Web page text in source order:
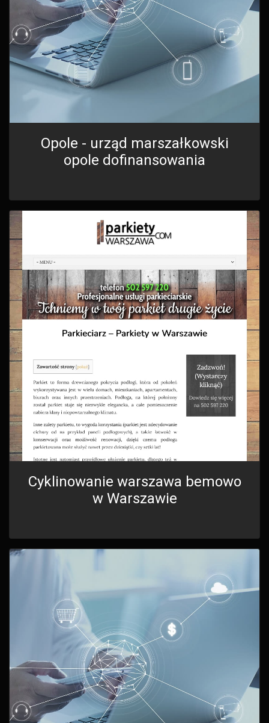
Opole - urząd marszałkowski
opole dofinansowania
Cyklinowanie warszawa bemowo
w Warszawie